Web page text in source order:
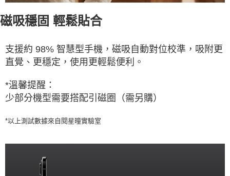
磁吸穩固 輕鬆貼合
支援約 98% 智慧型手機，磁吸自動對位校準，吸附更
直覺、更穩定，使用更輕鬆便利。
*溫馨提醒：
少部分機型需要搭配引磁圈（需另購）
*以上測試數據來自閱星曈實驗室